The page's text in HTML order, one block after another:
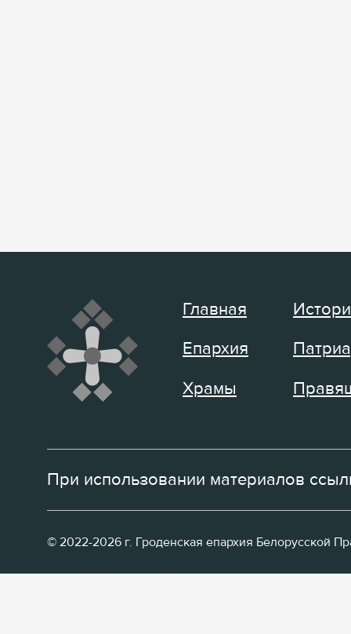
Главная
Епархия
Храмы
При использовании материалов
© 2022-2026 г. Гроденская епархия Белорусской